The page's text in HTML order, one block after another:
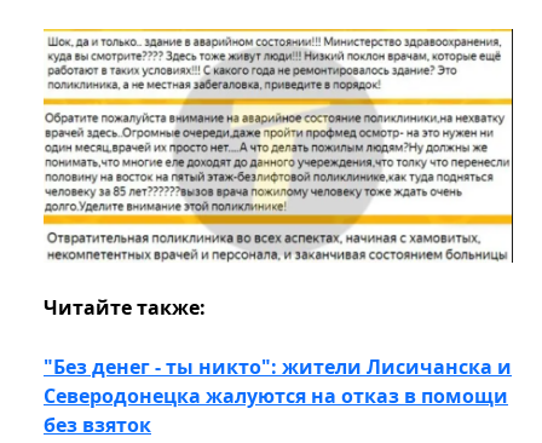
Читайте также:
"Без денег - ты никто": жители Лисичанска и
Северодонецка жалуются на отказ в помощи
без взяток